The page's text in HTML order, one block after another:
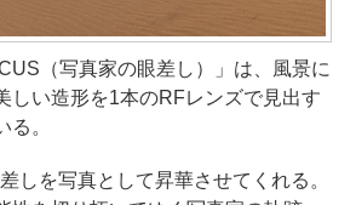
（写真家の眼差し）」は、風景に
しい造形を1本のRFレンズで見出す
る。
しを写真として昇華させてくれる。